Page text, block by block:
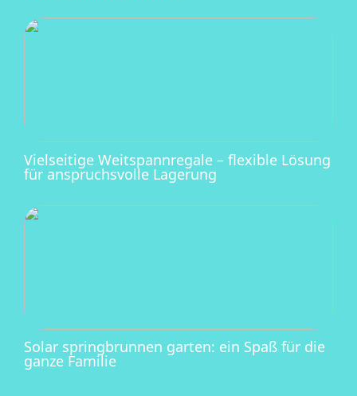
Vielseitige Weitspannregale – flexible Lösung
für anspruchsvolle Lagerung
Solar springbrunnen garten: ein Spaß für die
ganze Familie